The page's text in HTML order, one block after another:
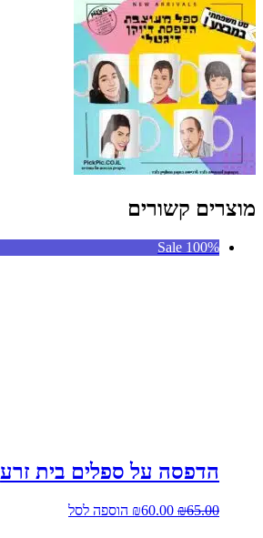
מוצרים קשורים
Sale 100%
הדפסה על ספלים בית זרע
₪65.00
המחיר₪60.00
המחיר
הוספה לסל